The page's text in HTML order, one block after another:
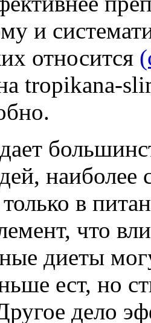
и
относится
tropikana-
наиболее
только в
что
диеты
ест, но
дело